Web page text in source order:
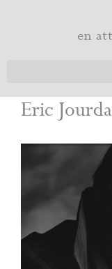
en
Eric